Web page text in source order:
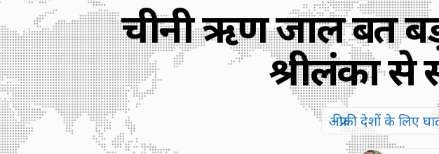
चीनी ऋण जाल बहुत
श्रीलंका से
अफ्रीकी देशों के लिए